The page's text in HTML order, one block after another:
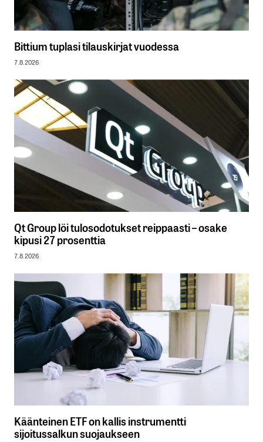
Bittium tuplasi tilauskirjat vuodessa
7.8.2026
Qt Group löi tulosodotukset reippaasti – osake
kipusi 27 prosenttia
7.8.2026
Käänteinen ETF on kallis instrumentti
sijoitussalkun suojaukseen